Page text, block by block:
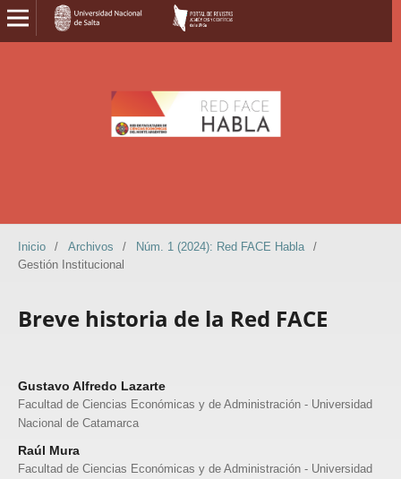
Inicio / Archivos / Núm. 1 (2024): Red FACE Habla
/
Gestión Institucional
Breve historia de la Red FACE
Gustavo Alfredo Lazarte
Facultad de Ciencias Económicas y de Administración - Universidad
Nacional de Catamarca
Raúl Mura
Facultad de Ciencias Económicas y de Administración - Universidad